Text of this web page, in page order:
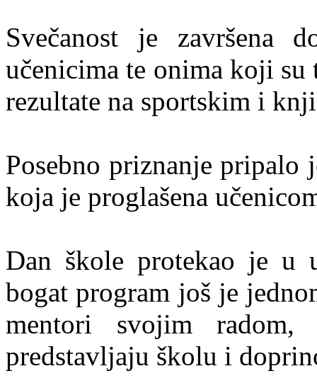
Svečanost je završena
učenicima te onima koji
rezultate na sportskim i
Posebno priznanje
koja je proglašena
Dan škole protekao je u
bogat program još je
mentori svojim radom,
predstavljaju školu i